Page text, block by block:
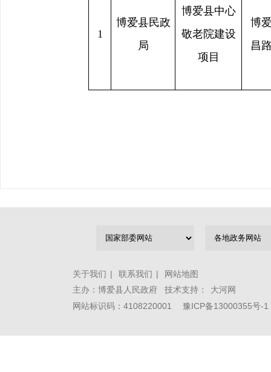
1
博爱县民政
局
博爱县中心
敬老院建设
项目
博
昌
关于我们 | 联系我们 |
网站地图
主办：博爱县人民政府 技术支持：
大河网
网站标识码：4108220001
豫ICP备13000355号-1